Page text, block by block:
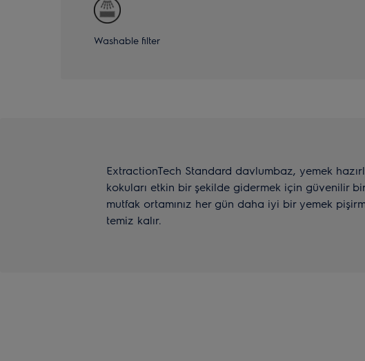
Washable filter
ExtractionTech Standard davlumbaz, yemek
kokuları etkin bir şekilde gidermek için güvenilir
mutfak ortamınız her gün daha iyi bir yemek
temiz kalır.